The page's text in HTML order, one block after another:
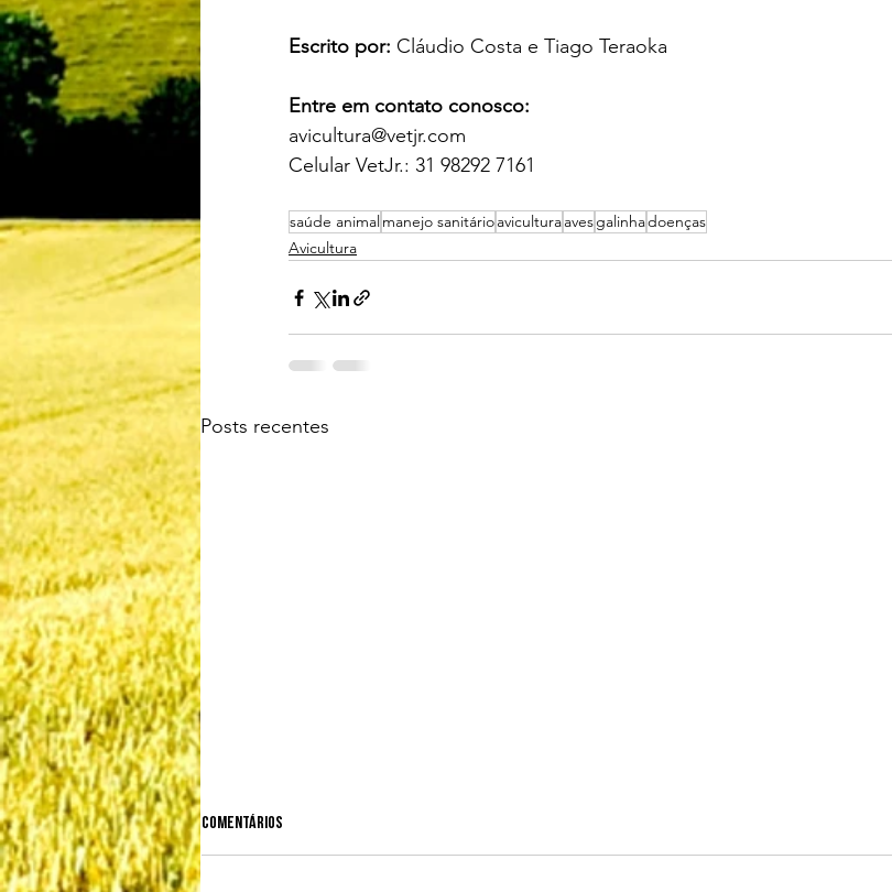
Escrito por: Cláudio Costa e Tiago Teraoka
Entre em contato conosco:
avicultura@vetjr.com
Celular VetJr.: 31 98292 7161
saúde animalmanejo sanitárioaviculturaavesgalinhadoenças
Avicultura
Posts recentes
Comentários